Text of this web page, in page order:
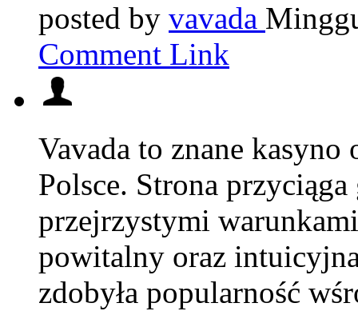
posted by vavada
Comment Link
Vavada to znane
Polsce. Strona
przejrzystymi
powitalny oraz
zdobyła popularność